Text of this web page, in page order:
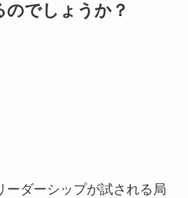
のでしょうか？
ーダーシップが試される局